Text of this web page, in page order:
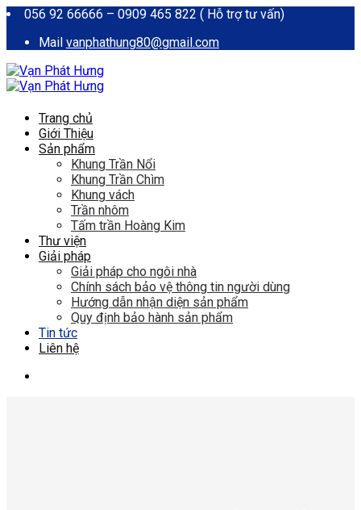
056 92 66666 – 0909 465 822 ( Hỗ trợ tư vấn)
Mail vanphathung80@gmail.com
Trang chủ
Giới Thiệu
Sản phẩm
Khung Trần Nổi
Khung Trần Chìm
Khung vách
Trần nhôm
Tấm trần Hoàng Kim
Thư viện
Giải pháp
Giải pháp cho ngôi nhà
Chính sách bảo vệ thông tin người dùng
Hướng dẫn nhận diện sản phẩm
Quy định bảo hành sản phẩm
Tin tức
Liên hệ